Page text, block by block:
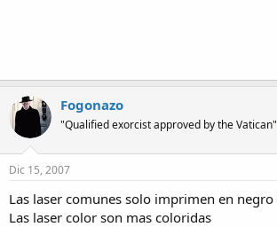
Fogonazo
"Qualified exorcist approved by the Vatican"
Dic 15, 2007
Las laser comunes solo imprimen en negro
Las laser color son mas coloridas